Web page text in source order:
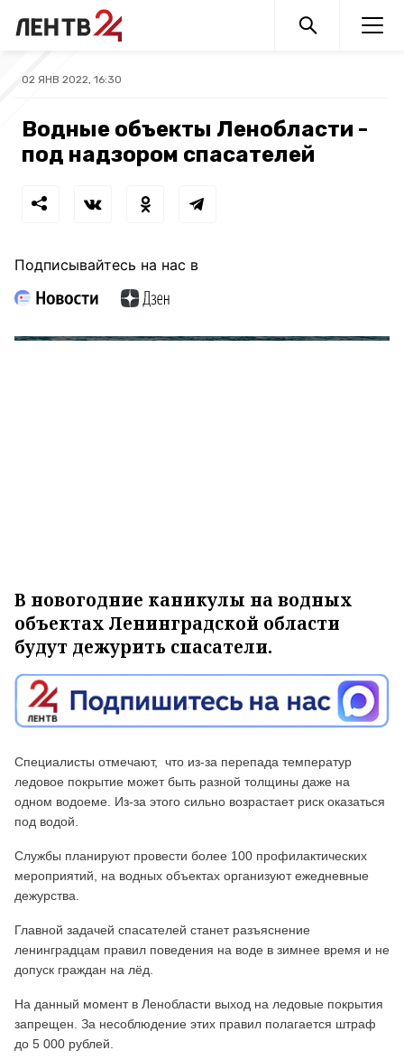
02 ЯНВ 2022, 16:30
Водные объекты Ленобласти -
под надзором спасателей
Подписывайтесь на нас в
В новогодние каникулы на водных
объектах Ленинградской области
будут дежурить спасатели.
Специалисты отмечают, что из-за перепада температур
ледовое покрытие может быть разной толщины даже на
одном водоеме. Из-за этого сильно возрастает риск оказаться
под водой.
Службы планируют провести более 100 профилактических
мероприятий, на водных объектах организуют ежедневные
дежурства.
Главной задачей спасателей станет разъяснение
ленинградцам правил поведения на воде в зимнее время и не
допуск граждан на лёд.
На данный момент в Ленобласти выход на ледовые покрытия
запрещен. За несоблюдение этих правил полагается штраф
до 5 000 рублей.